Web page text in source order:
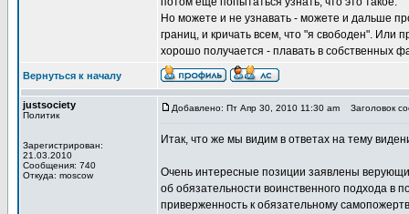
Но можете и не узнавать - можете и дальше
границ, и кричать всем, что "я свободен". Или
хорошо получается - плавать в собственных
Вернуться к началу
justsociety
Политик
Зарегистрирован:
21.03.2010
Сообщения: 740
Откуда: moscow
Добавлено: Пт Апр 30, 2010 11:30 am Заголовок
Итак, что же мы видим в ответах на тему
Очень интересные позиции заявлены
об обязательности воинственного подхода в
приверженность к обязательному